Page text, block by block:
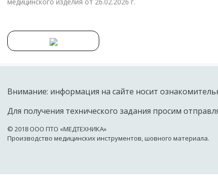
Внимание: информация на сайте носит
Для получения технического задания просим
© 2018 OOO ПТО «МЕДТЕХНИКА»
Производство медицинских инструментов, шовного материала.